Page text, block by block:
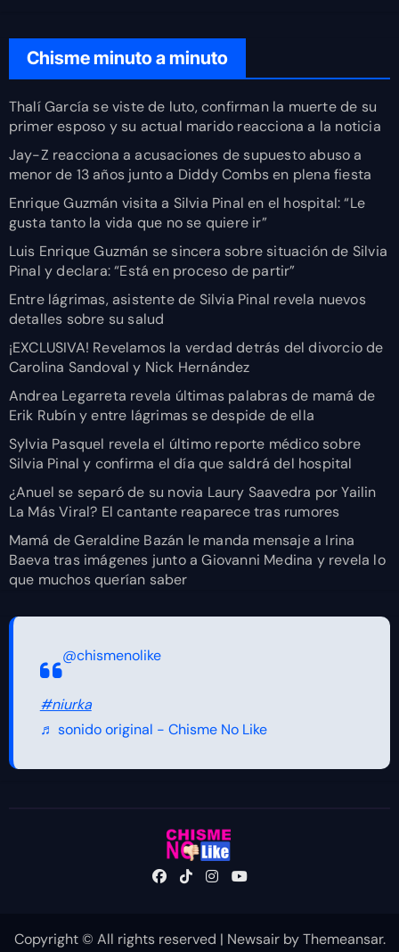
Chisme minuto a minuto
Thalí García se viste de luto, confirman la muerte de su
primer esposo y su actual marido reacciona a la noticia
Jay-Z reacciona a acusaciones de supuesto abuso a
menor de 13 años junto a Diddy Combs en plena fiesta
Enrique Guzmán visita a Silvia Pinal en el hospital: “Le
gusta tanto la vida que no se quiere ir”
Luis Enrique Guzmán se sincera sobre situación de Silvia
Pinal y declara: “Está en proceso de partir”
Entre lágrimas, asistente de Silvia Pinal revela nuevos
detalles sobre su salud
¡EXCLUSIVA! Revelamos la verdad detrás del divorcio de
Carolina Sandoval y Nick Hernández
Andrea Legarreta revela últimas palabras de mamá de
Erik Rubín y entre lágrimas se despide de ella
Sylvia Pasquel revela el último reporte médico sobre
Silvia Pinal y confirma el día que saldrá del hospital
¿Anuel se separó de su novia Laury Saavedra por Yailin
La Más Viral? El cantante reaparece tras rumores
Mamá de Geraldine Bazán le manda mensaje a Irina
Baeva tras imágenes junto a Giovanni Medina y revela lo
que muchos querían saber
@chismenolike
#niurka
♬ sonido original - Chisme No Like
Copyright © All rights reserved | NewsairbyThemeansar.